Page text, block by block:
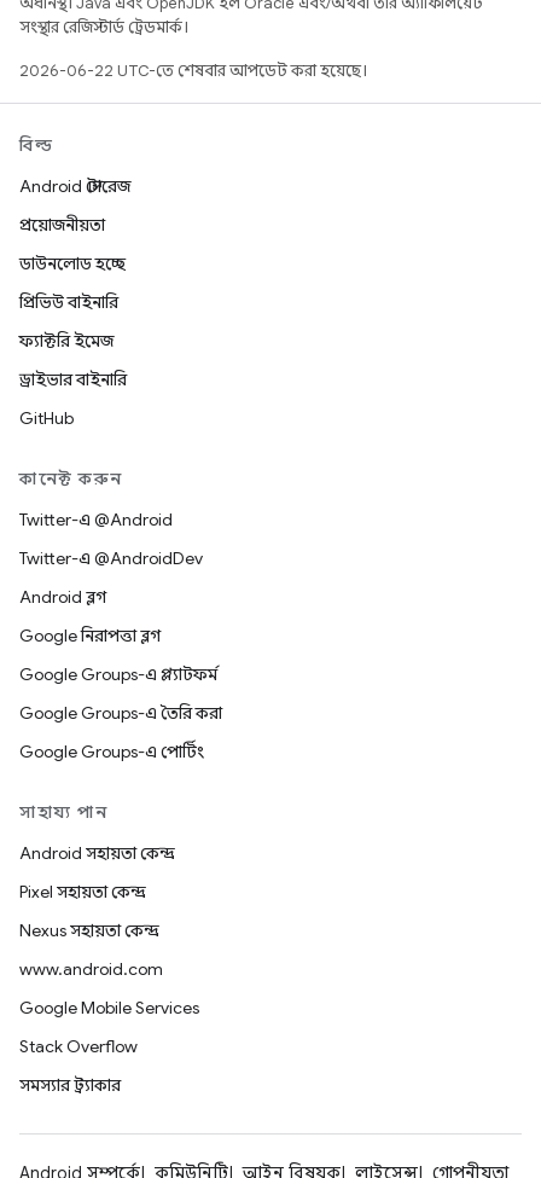
সংস্থার রেজিস্টার্ড ট্রেডমার্ক।
2026-06-22 UTC-তে শেষবার আপডেট করা হয়েছে।
বিল্ড
Android স্টোরেজ
প্রয়োজনীয়তা
ডাউনলোড হচ্ছে
প্রিভিউ বাইনারি
ফ্যাক্টরি ইমেজ
ড্রাইভার বাইনারি
GitHub
কানেক্ট করুন
Twitter-এ @Android
Twitter-এ @AndroidDev
Android ব্লগ
Google নিরাপত্তা ব্লগ
Google Groups-এ প্ল্যাটফর্ম
Google Groups-এ তৈরি করা
Google Groups-এ পোর্টিং
সাহায্য পান
Android সহায়তা কেন্দ্র
Pixel সহায়তা কেন্দ্র
Nexus সহায়তা কেন্দ্র
www.android.com
Google Mobile Services
Stack Overflow
সমস্যার ট্র্যাকার
Android সম্পর্কে কমিউনিটি আইন বিষয়ক লাইসেন্স গোপনীয়তা